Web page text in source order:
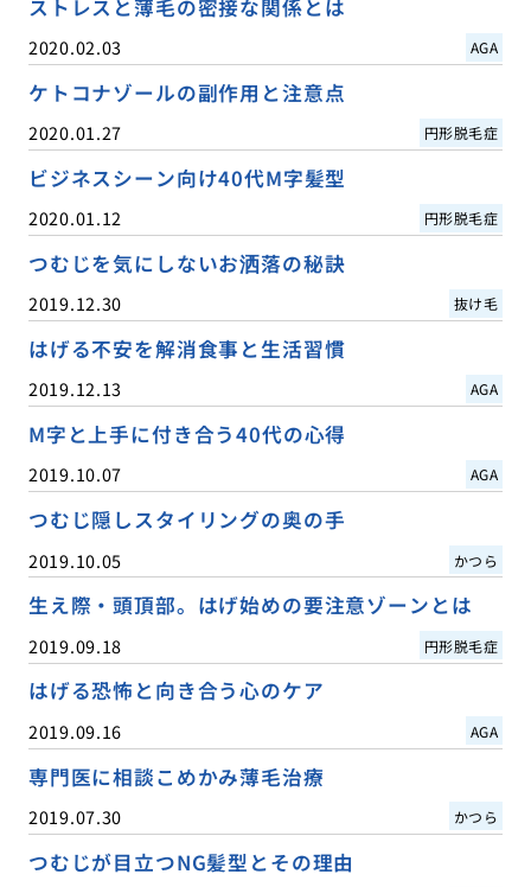
ストレスと薄毛の密接な関係とは
2020.02.03 AGA
ケトコナゾールの副作用と注意点
2020.01.27 円形脱毛症
ビジネスシーン向け40代M字髪型
2020.01.12 円形脱毛症
つむじを気にしないお洒落の秘訣
2019.12.30 抜け毛
はげる不安を解消食事と生活習慣
2019.12.13 AGA
M字と上手に付き合う40代の心得
2019.10.07 AGA
つむじ隠しスタイリングの奥の手
2019.10.05 かつら
生え際・頭頂部。はげ始めの要注意ゾーンとは
2019.09.18 円形脱毛症
はげる恐怖と向き合う心のケア
2019.09.16 AGA
専門医に相談こめかみ薄毛治療
2019.07.30 かつら
つむじが目立つNG髪型とその理由